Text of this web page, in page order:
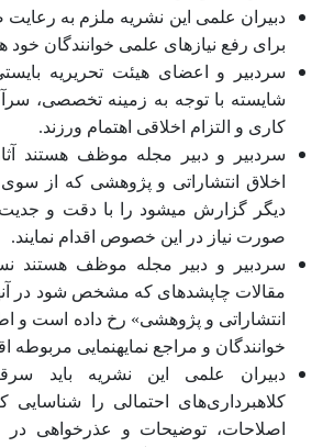
دبیران علمی این نشریه ملزم به
برای رفع نیازهای علمی خوانندگان خود
سردبیر و اعضای هیئت تحریریه
شایسته با توجه به زمینه تخصصی،
کاری و التزام اخلاقی اهتمام ورزند.
سردبیر و دبیر مجله موظف هستند
اخلاق انتشاراتی و پژوهشی که از سوی
دیگر گزارش می‏‏شود را با دقت و
صورت نیاز در این خصوص اقدام نمایند.
سردبیر و دبیر مجله موظف هستند
مقالات چاپ‏شده‏ای که مشخص شود در
انتشاراتی و پژوهشی» رخ داده است و
خوانندگان و مراجع نمایه‏نمایی مربوطه
دبیران علمی این نشریه باید
کلاهبرداری‌های احتمالی را شناسایی
اصلاحات، توضیحات و عذرخواهی‏ در